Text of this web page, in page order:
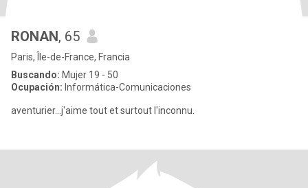
RONAN, 65
Paris, Île-de-France, Francia
Buscando: Mujer 19 - 50
Ocupación: Informática-Comunicaciones
aventurier...j'aime tout et surtout l'inconnu.